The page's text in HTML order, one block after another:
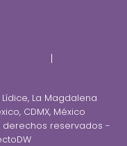
|
La Magdalena
CDMX, México
derechos reservados -